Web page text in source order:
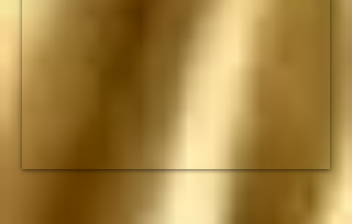
ESTADOUNIDENSE
no durará ni una
fracción de lo que duró
el imperio romano